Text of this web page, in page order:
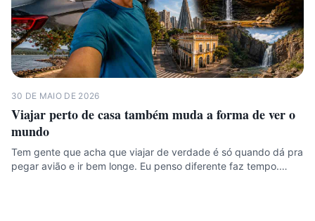
30 DE MAIO DE 2026
Viajar perto de casa também muda a forma de ver o
mundo
Tem gente que acha que viajar de verdade é só quando dá pra
pegar avião e ir bem longe. Eu penso diferente faz tempo.…